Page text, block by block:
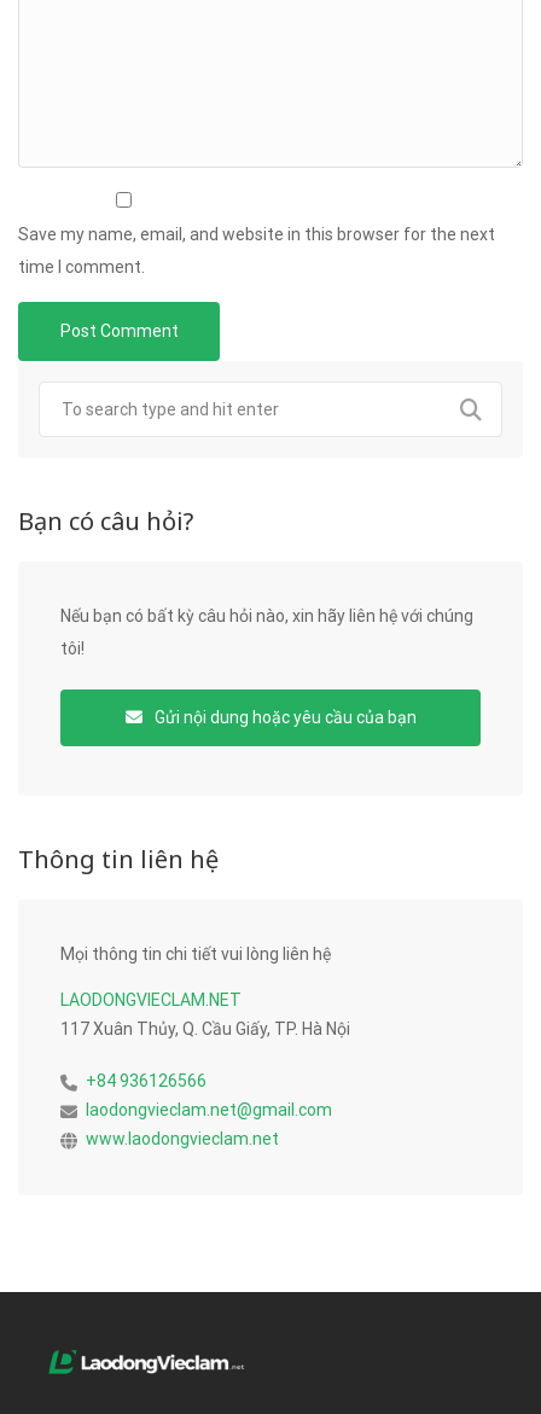
Save my name, email, and website in this browser for the next
time I comment.
Bạn có câu hỏi?
Nếu bạn có bất kỳ câu hỏi nào, xin hãy liên hệ với chúng
tôi!
Gửi nội dung hoặc yêu cầu của bạn
Thông tin liên hệ
Mọi thông tin chi tiết vui lòng liên hệ
LAODONGVIECLAM.NET
117 Xuân Thủy, Q. Cầu Giấy, TP. Hà Nội
+84 936126566
laodongvieclam.net@gmail.com
www.laodongvieclam.net